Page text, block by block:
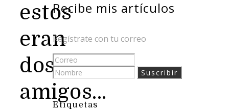
estos
eran
dos
amigos…
Recibe mis artículos
Regístrate con tu correo
Etiquetas